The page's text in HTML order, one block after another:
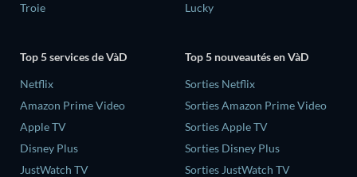
Troie
Lucky
Top 5 services de VàD
Netflix
Amazon Prime Video
Apple TV
Disney Plus
JustWatch TV
Top 5 nouveautés en VàD
Sorties Netflix
Sorties Amazon Prime Video
Sorties Apple TV
Sorties Disney Plus
Sorties JustWatch TV